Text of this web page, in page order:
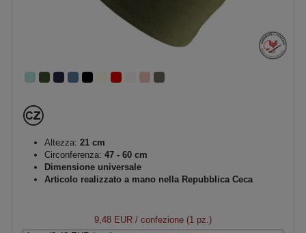
Altezza: 21 cm
Circonferenza: 47 - 60 cm
Dimensione universale
Articolo realizzato a mano nella Repubblica Ceca
9,48 EUR / confezione (1 pz.)